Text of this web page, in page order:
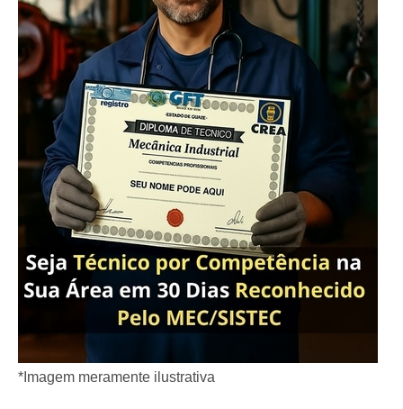
*Imagem meramente ilustrativa